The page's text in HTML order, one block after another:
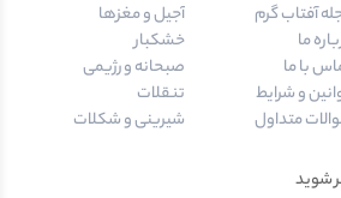
آفتاب گرم
ما
با ما
و شرایط
متداول
آجیل و مغزها
خشکبار
صبحانه و رژیمی
تنقلات
شیرینی و شکلات